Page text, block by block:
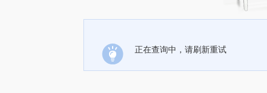
正在查询中，请刷新重试